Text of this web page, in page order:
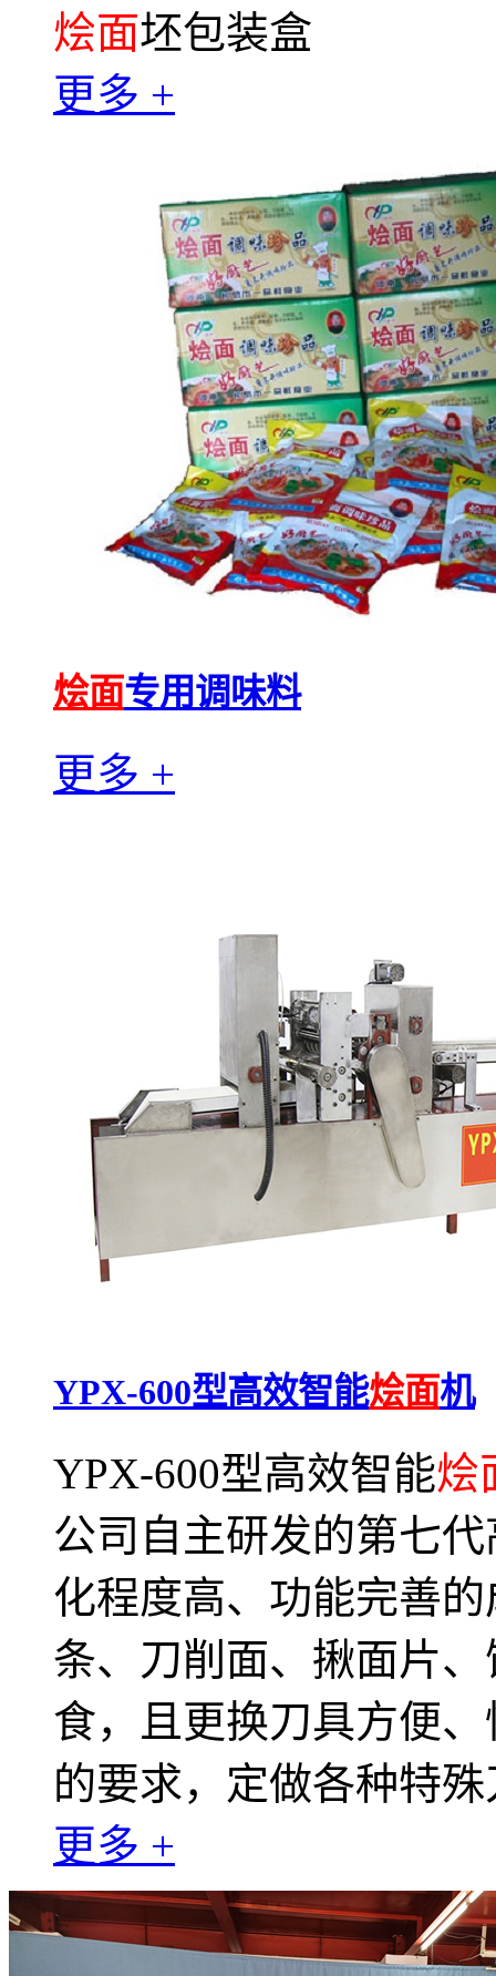
烩面坯包装盒
更多 +
烩面专用调味料
更多 +
YPX-600型高效智能烩面机
YPX-600型高效智能烩
公司自主研发的第七
化程度高、功能完善
条、刀削面、揪面片
食，且更换刀具方便
的要求，定做各种特
更多 +